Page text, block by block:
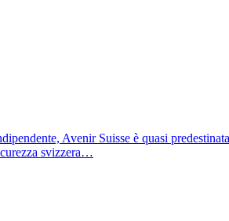
Avenir Suisse è quasi
svizzera…